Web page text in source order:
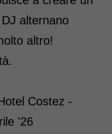
alternano
altro!
Costez -
'26